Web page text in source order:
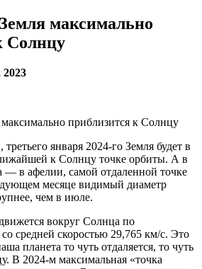
максимально
Солнцу
2023
января 2024-го Земля будет в
к Солнцу точке орбиты. А в
— в афелии, самой отдаленной точке
месяце видимый диаметр
чем в июле.
вокруг Солнца по
средней скоростью 29,765 км/с. Это
планета то чуть отдаляется, то чуть
В 2024-м максимальная «‎точка